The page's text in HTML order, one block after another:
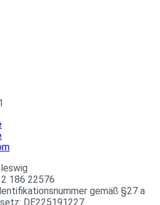
186 22576
gemäß §27 a
DE225191227